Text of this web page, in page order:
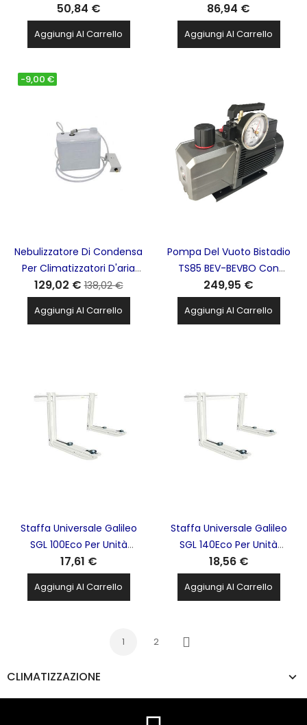
CLIMATIZZAZIONE
VECAMCO - AL-618
50,84 €
Aggiungi Al Carrello
Monoblocco Easy One
Green 11LT TECNOSYSTEMI
- 12170310
86,94 €
Aggiungi Al Carrello
-9,00 €
Nebulizzatore Di Condensa
Per Climatizzatori D'aria
Neby FERRARI - 061080
129,02 €138,02 €
Aggiungi Al Carrello
Pompa Del Vuoto Bistadio
TS85 BEV-BEVBO Con
Elettrovalvola E
Vacuometro Per Gas R32
TECNOSYSTEMI - 100025
249,95 €
Aggiungi Al Carrello
Staffa Universale Galileo
SGL 100Eco Per Unità
Esterna Climatizzatore
Condizionatore 100kg
TECNOSYSTEMI -
17,61 €
Aggiungi Al Carrello
Staffa Universale Galileo
SGL 140Eco Per Unità
Esterna Climatizzatore
Condizionatore 140kg
TECNOSYSTEMI -
18,56 €
Aggiungi Al Carrello
1 2
Successivo